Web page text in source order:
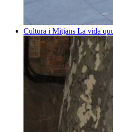
Cultura i Mitjans La vida